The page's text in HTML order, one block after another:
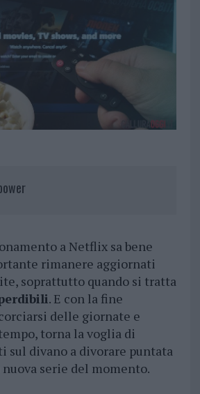
a Netflix sa bene
rimanere aggiornati
soprattutto quando si tratta
. E con la fine
delle giornate e
torna la voglia di
sul divano a divorare puntata
serie del momento.